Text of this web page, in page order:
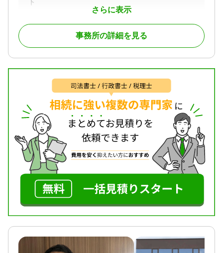
さらに表示
ト
遺言書作成のサポートや遺言書がなかった場合の 遺
産分割協議書の作成など相続に関する サポートを行
っております。
また、相続人の調査・確認、相続財産の調査、 相続
対応地域
群馬県全域と栃木県足利市
対応業務
遺言書 / 遺産分割 / 相続財産調査 / 相続手続き / 銀行
手続き / 戸籍収集 / 相続人調査
対応体制
電話相談可 / 訪問可 / 女性スタッフ対応可 / 土日相談
可 / 初回相談無料 / 18時以降相談可 / オンライン面談
可 / 事務所面談可
事務所の詳細を見る